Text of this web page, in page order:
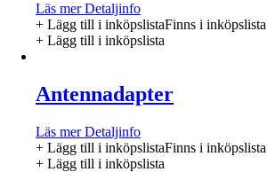
Läs merDetaljinfo
+ Lägg till i inköpslistaFinns i inköpslista
+ Lägg till i inköpslista
Antennadapter
Läs merDetaljinfo
+ Lägg till i inköpslistaFinns i inköpslista
+ Lägg till i inköpslista